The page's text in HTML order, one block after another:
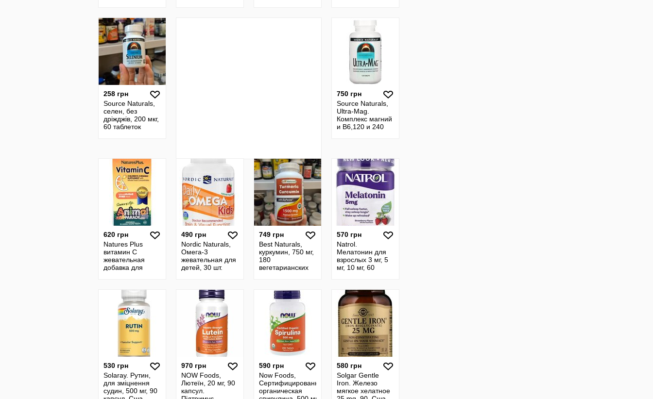
250 шт. Магний
кальций
258 грн
Source Naturals,
селен, без
дріжджів, 200 мкг,
60 таблеток
750 грн
Source Naturals,
Ultra-Mag.
Комплекс магний
и B6,120 и 240
620 грн
Natures Plus
витамин C
жевательная
добавка для
of Life Animal
Parade
490 грн
Nordic Naturals,
Омега-3
жевательная для
детей, 30 шт.
749 грн
Best Naturals,
куркумин, 750 мг,
180
вегетарианских
570 грн
Natrol.
Мелатонин для
взрослых 3 мг, 5
мг, 10 мг, 60
Мелатонін для
дорослих. Сша
530 грн
Solaray. Рутин,
для зміцнення
судин, 500 мг, 90
970 грн
NOW Foods,
Лютеїн, 20 мг, 90
капсул.
590 грн
Now Foods,
Сертифицированная
органическая
580 грн
Solgar Gentle
Iron. Железо
мягкое хелатное